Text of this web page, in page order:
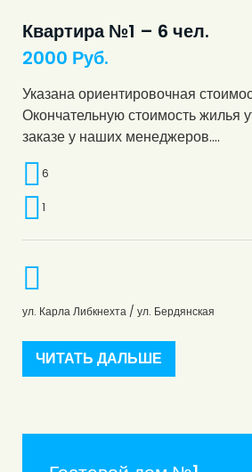
6
1
Квартира №1 – 6 чел.
2000 Руб.
Указана ориентировочная
Окончательную стоимость жилья
заказе у наших менеджеров.…
ул. Карла Либкнехта / ул. Бердянская
ЧИТАТЬ ДАЛЬШЕ